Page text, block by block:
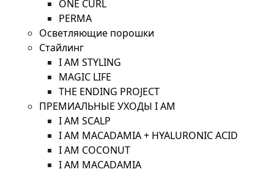
ONE CURL
PERMA
Осветляющие порошки
Стайлинг
I AM STYLING
MAGIC LIFE
THE ENDING PROJECT
ПРЕМИАЛЬНЫЕ УХОДЫ I AM
I AM SCALP
I AM MACADAMIA + HYALURONIC ACID
I AM COCONUT
I AM MACADAMIA